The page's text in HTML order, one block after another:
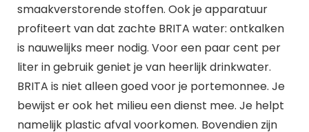
smaakverstorende stoffen. Ook je apparatuur
profiteert van dat zachte BRITA water: ontkalken
is nauwelijks meer nodig. Voor een paar cent per
liter in gebruik geniet je van heerlijk drinkwater.
BRITA is niet alleen goed voor je portemonnee. Je
bewijst er ook het milieu een dienst mee. Je helpt
namelijk plastic afval voorkomen. Bovendien zijn